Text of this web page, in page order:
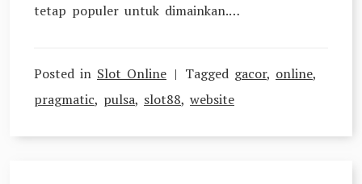
tetap populer untuk dimainkan.…
Posted in Slot Online Tagged gacor, online,
pragmatic, pulsa, slot88, website